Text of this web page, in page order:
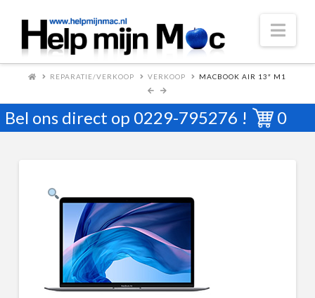
REPARATIE/VERKOOP VERKOOP MACBOOK AIR 13″ M1
Bel ons direct op 0229-795276 ! 0